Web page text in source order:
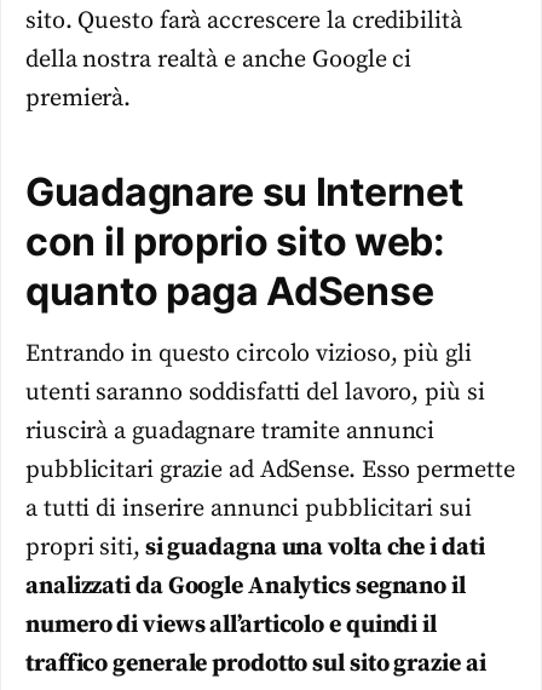
sito. Questo farà accrescere la credibilità
della nostra realtà e anche Google ci
premierà.
Guadagnare su Internet
con il proprio sito web:
quanto paga AdSense
Entrando in questo circolo vizioso, più gli
utenti saranno soddisfatti del lavoro, più si
riuscirà a guadagnare tramite annunci
pubblicitari grazie ad AdSense. Esso permette
a tutti di inserire annunci pubblicitari sui
propri siti, si guadagna una volta che i dati
analizzati da Google Analytics segnano il
numero di views all’articolo e quindi il
traffico generale prodotto sul sito grazie ai